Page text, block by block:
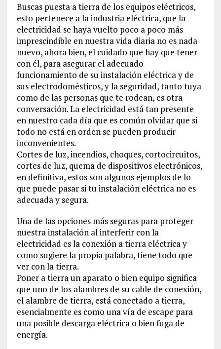
Buscas puesta a tierra de los equipos eléctricos,
esto pertenece a la industria eléctrica, que la
electricidad se haya vuelto poco a poco más
imprescindible en nuestra vida diaria no es nada
nuevo, ahora bien, el cuidado que hay que tener
con él, para asegurar el adecuado
funcionamiento de su instalación eléctrica y de
sus electrodomésticos, y la seguridad, tanto tuya
como de las personas que te rodean, es otra
conversación. La electricidad está tan presente
en nuestro cada día que es común olvidar que si
todo no está en orden se pueden producir
inconvenientes.
Cortes de luz, incendios, choques, cortocircuitos,
cortes de luz, quema de dispositivos electrónicos,
en definitiva, estos son algunos ejemplos de lo
que puede pasar si tu instalación eléctrica no es
adecuada y segura.
Una de las opciones más seguras para proteger
nuestra instalación al interferir con la
electricidad es la conexión a tierra eléctrica y
como sugiere la propia palabra, tiene todo que
ver con la tierra.
Poner a tierra un aparato o bien equipo significa
que uno de los alambres de su cable de conexión,
el alambre de tierra, está conectado a tierra,
esencialmente es como una vía de escape para
una posible descarga eléctrica o bien fuga de
energía.